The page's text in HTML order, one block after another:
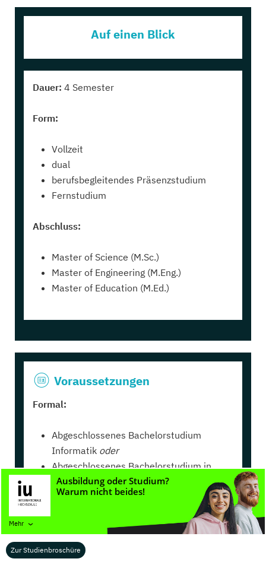
Zur Studienbroschüre
Mehr
Auf einen Blick
Dauer: 4 Semester
Form:
Vollzeit
dual
berufsbegleitendes Präsenzstudium
Fernstudium
Abschluss:
Master of Science (M.Sc.)
Master of Engineering (M.Eng.)
Master of Education (M.Ed.)
Voraussetzungen
Formal:
Abgeschlossenes Bachelorstudium
Informatik oder
Abgeschlossenes Bachelorstudium in
einem verwandten Bereich
Evtl. Englischkenntnisse
Persönlich:
Mathematisches Verständnis